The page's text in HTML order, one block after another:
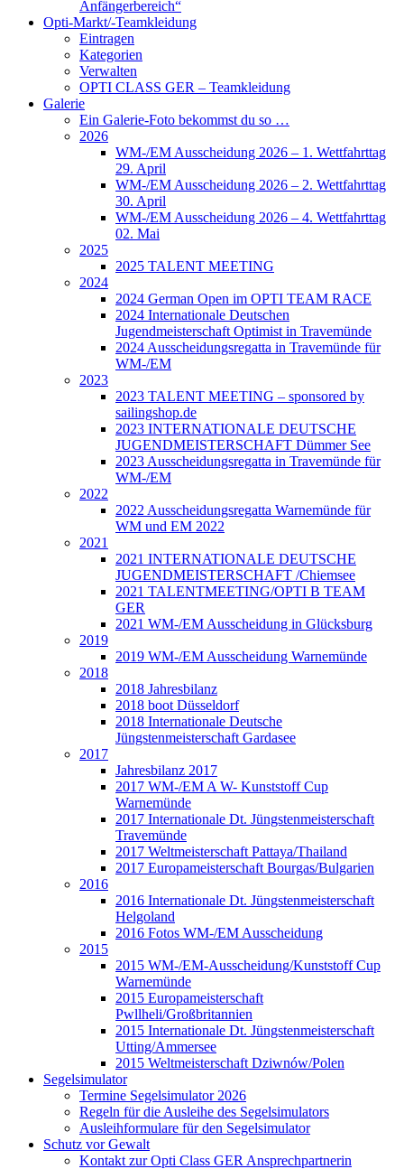
Anfängerbereich“
Opti-Markt/-Teamkleidung
Eintragen
Kategorien
Verwalten
OPTI CLASS GER – Teamkleidung
Galerie
Ein Galerie-Foto bekommst du so …
2026
WM-/EM Ausscheidung 2026 – 1. Wettfahrttag
29. April
WM-/EM Ausscheidung 2026 – 2. Wettfahrttag
30. April
WM-/EM Ausscheidung 2026 – 4. Wettfahrttag
02. Mai
2025
2025 TALENT MEETING
2024
2024 German Open im OPTI TEAM RACE
2024 Internationale Deutschen
Jugendmeisterschaft Optimist in Travemünde
2024 Ausscheidungsregatta in Travemünde für
WM-/EM
2023
2023 TALENT MEETING – sponsored by
sailingshop.de
2023 INTERNATIONALE DEUTSCHE
JUGENDMEISTERSCHAFT Dümmer See
2023 Ausscheidungsregatta in Travemünde für
WM-/EM
2022
2022 Ausscheidungsregatta Warnemünde für
WM und EM 2022
2021
2021 INTERNATIONALE DEUTSCHE
JUGENDMEISTERSCHAFT /Chiemsee
2021 TALENTMEETING/OPTI B TEAM
GER
2021 WM-/EM Ausscheidung in Glücksburg
2019
2019 WM-/EM Ausscheidung Warnemünde
2018
2018 Jahresbilanz
2018 boot Düsseldorf
2018 Internationale Deutsche
Jüngstenmeisterschaft Gardasee
2017
Jahresbilanz 2017
2017 WM-/EM A W- Kunststoff Cup
Warnemünde
2017 Internationale Dt. Jüngstenmeisterschaft
Travemünde
2017 Weltmeisterschaft Pattaya/Thailand
2017 Europameisterschaft Bourgas/Bulgarien
2016
2016 Internationale Dt. Jüngstenmeisterschaft
Helgoland
2016 Fotos WM-/EM Ausscheidung
2015
2015 WM-/EM-Ausscheidung/Kunststoff Cup
Warnemünde
2015 Europameisterschaft
Pwllheli/Großbritannien
2015 Internationale Dt. Jüngstenmeisterschaft
Utting/Ammersee
2015 Weltmeisterschaft Dziwnów/Polen
Segelsimulator
Termine Segelsimulator 2026
Regeln für die Ausleihe des Segelsimulators
Ausleihformulare für den Segelsimulator
Schutz vor Gewalt
Kontakt zur Opti Class GER Ansprechpartnerin